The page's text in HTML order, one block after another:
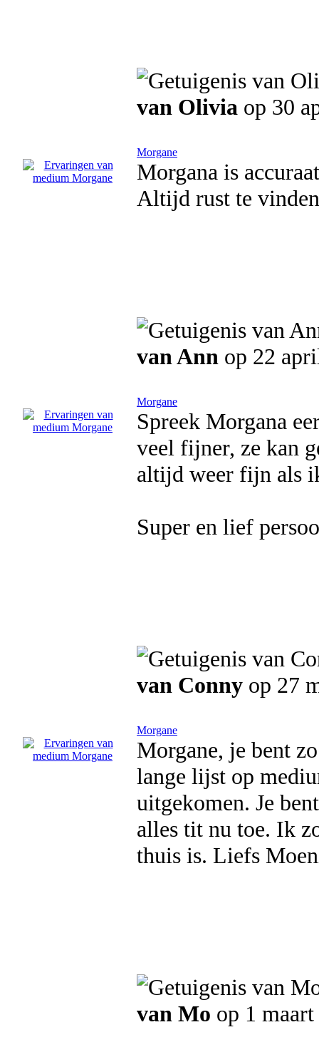
van Olivia op 30
Morgane
Morgana is
Altijd rust te
van Ann op 22
Morgane
Spreek Morgana
veel fijner, ze kan
altijd weer fijn als
Super en lief
van Conny op 27
Morgane
Morgane, je bent
lange lijst op
uitgekomen. Je
alles tit nu toe. Ik
thuis is. Liefs
van Mo op 1